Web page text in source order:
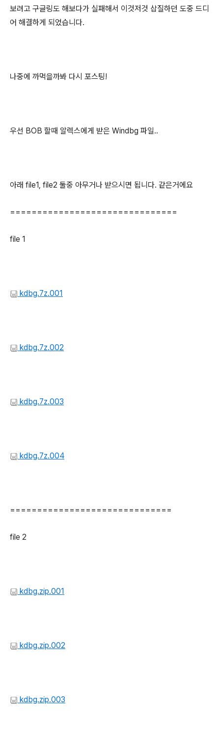
보려고 구글링도 해보다가 실패해서 이것저것 삽질하던 도중 드디
어 해결하게 되었습니다.
나중에 까먹을까봐 다시 포스팅!
우선 BOB 할때 알렉스에게 받은 Windbg 파일..
아래 file1, file2 둘중 아무거나 받으시면 됩니다. 같은거에요
===============================
file 1
kdbg.7z.001
kdbg.7z.002
kdbg.7z.003
kdbg.7z.004
==============================
file 2
kdbg.zip.001
kdbg.zip.002
kdbg.zip.003